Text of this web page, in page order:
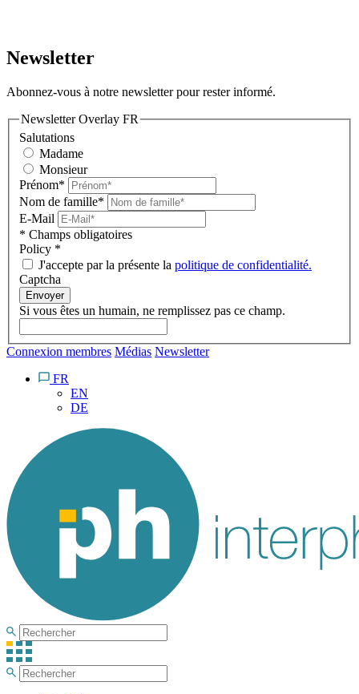
Newsletter
Abonnez-vous à notre newsletter pour rester informé.
Newsletter Overlay FR
Salutations
Madame
Monsieur
Prénom*
Nom de famille*
E-Mail
* Champs obligatoires
Policy *
J'accepte par la présente la politique de confidentialité.
Captcha
Envoyer
Si vous êtes un humain, ne remplissez pas ce champ.
Connexion membres Médias Newsletter
FR
EN
DE